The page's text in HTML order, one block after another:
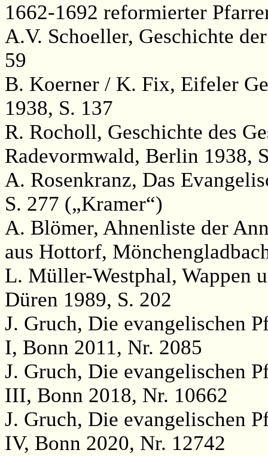
1662-1692 reformierter
A.V. Schoeller, Geschichte
59
B. Koerner / K. Fix, Eifeler
1938, S. 137
R. Rocholl, Geschichte des
Radevormwald, Berlin 1938,
A. Rosenkranz, Das
S. 277 („Kramer“)
A. Blömer, Ahnenliste der
aus Hottorf,
L. Müller-Westphal, Wappen
Düren 1989, S. 202
J. Gruch, Die evangelischen
I, Bonn 2011, Nr. 2085
J. Gruch, Die evangelischen
III, Bonn 2018, Nr. 10662
J. Gruch, Die evangelischen
IV, Bonn 2020, Nr. 12742